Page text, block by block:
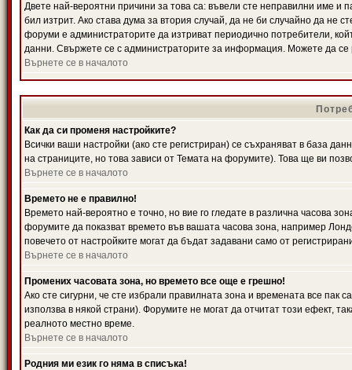
Двете най-вероятни причини за това са: въвели сте неправилни име и
бил изтрит. Ако става дума за втория случай, да не би случайно да
форуми е администраторите да изтриват периодично потребители,
данни. Свържете се с администраторите за информация. Можете да се
Върнете се в началото
Как да си променя настройките?
Всички ваши настройки (ако сте регистриран) се съхраняват в база
на страниците, но това зависи от Темата на форумите). Това ще ви
Върнете се в началото
Времето не е правилно!
Времето най-вероятно е точно, но вие го гледате в различна часова
форумите да показват времето във вашата часова зона, например
повечето от настройките могат да бъдат задавани само от
Върнете се в началото
Промених часовата зона, но времето все още е грешно!
Ако сте сигурни, че сте избрали правилната зона и времената все
използва в някой страни). Форумите не могат да отчитат този ефект,
реалното местно време.
Върнете се в началото
Родния ми език го няма в списъка!